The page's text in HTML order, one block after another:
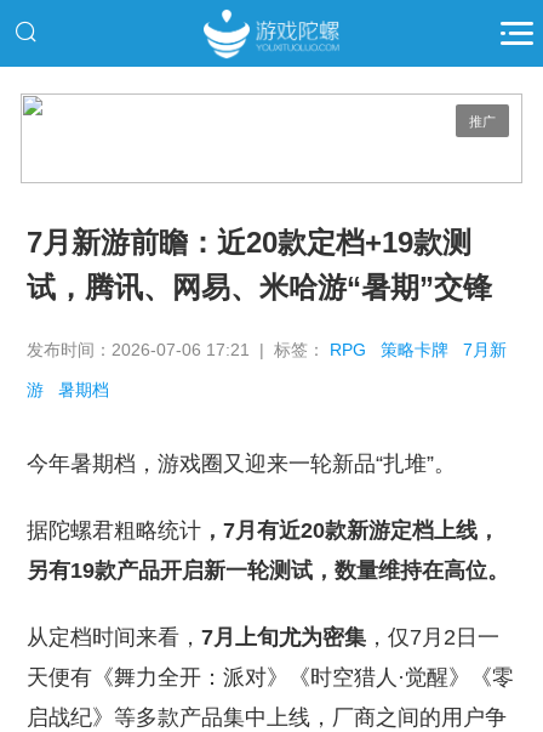
推广
7月新游前瞻：近20款定档+19款测
试，腾讯、网易、米哈游“暑期”交锋
发布时间：2026-07-06 17:21 | 标签： RPG 策略卡牌 7月新
游 暑期档
今年暑期档，游戏圈又迎来一轮新品“扎堆”。
据陀螺君粗略统计 ，7月有近20款新游定档上线，
另有19款产品开启新一轮测试，数量维持在高位。
从定档时间来看，7月上旬尤为密集 ，仅7月2日一
天便有《舞力全开：派对》《时空猎人·觉醒》《零
启战纪》等多款产品集中上线，厂商之间的用户争